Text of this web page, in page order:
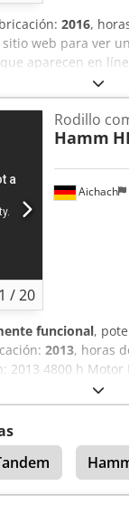
2016,
web para ver
aparecen en
Todas
fotos?
inglés,
fiables.
1 /20
Aichach
Rodillo
Hamm
funcional,
2013, horas
4800 h
de riego